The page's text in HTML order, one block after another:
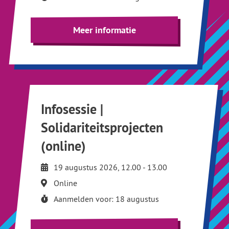
Meer informatie
Infosessie |
Solidariteitsprojecten
(online)
19 augustus 2026, 12.00 - 13.00
Online
Aanmelden voor: 18 augustus